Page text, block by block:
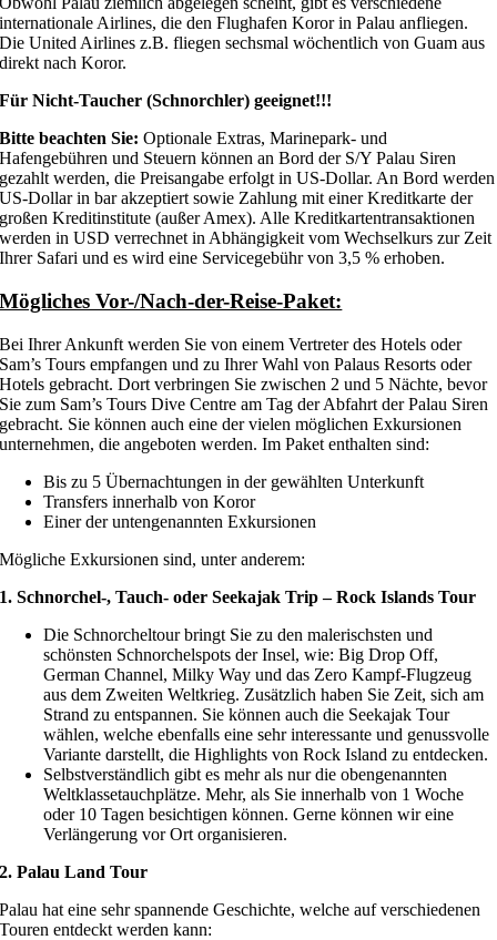
internationale Airlines, die den Flughafen Koror in Palau anfliegen.
Die United Airlines z.B. fliegen sechsmal wöchentlich von Guam aus
direkt nach Koror.
Für Nicht-Taucher (Schnorchler) geeignet!!!
Bitte beachten Sie:Optionale Extras, Marinepark- und
Hafengebühren und Steuern können an Bord der S/Y Palau Siren
gezahlt werden, die Preisangabe erfolgt in US-Dollar. An Bord werden
US-Dollar in bar akzeptiert sowie Zahlung mit einer Kreditkarte der
großen Kreditinstitute (außer Amex). Alle Kreditkartentransaktionen
werden in USD verrechnet in Abhängigkeit vom Wechselkurs zur Zeit
Ihrer Safari und es wird eine Servicegebühr von 3,5 % erhoben.
Mögliches Vor-/Nach-der-Reise-Paket:
Bei Ihrer Ankunft werden Sie von einem Vertreter des Hotels oder
Sam’s Tours empfangen und zu Ihrer Wahl von Palaus Resorts oder
Hotels gebracht. Dort verbringen Sie zwischen 2 und 5 Nächte, bevor
Sie zum Sam’s Tours Dive Centre am Tag der Abfahrt der Palau Siren
gebracht. Sie können auch eine der vielen möglichen Exkursionen
unternehmen, die angeboten werden. Im Paket enthalten sind:
Bis zu 5 Übernachtungen in der gewählten Unterkunft
Transfers innerhalb von Koror
Einer der untengenannten Exkursionen
Mögliche Exkursionen sind, unter anderem:
1. Schnorchel-, Tauch- oder Seekajak Trip – Rock Islands Tour
Die Schnorcheltour bringt Sie zu den malerischsten und
schönsten Schnorchelspots der Insel, wie: Big Drop Off,
German Channel, Milky Way und das Zero Kampf-Flugzeug
aus dem Zweiten Weltkrieg. Zusätzlich haben Sie Zeit, sich am
Strand zu entspannen. Sie können auch die Seekajak Tour
wählen, welche ebenfalls eine sehr interessante und genussvolle
Variante darstellt, die Highlights von Rock Island zu entdecken.
Selbstverständlich gibt es mehr als nur die obengenannten
Weltklassetauchplätze. Mehr, als Sie innerhalb von 1 Woche
oder 10 Tagen besichtigen können. Gerne können wir eine
Verlängerung vor Ort organisieren.
2. Palau Land Tour
Palau hat eine sehr spannende Geschichte, welche auf verschiedenen
Touren entdeckt werden kann: